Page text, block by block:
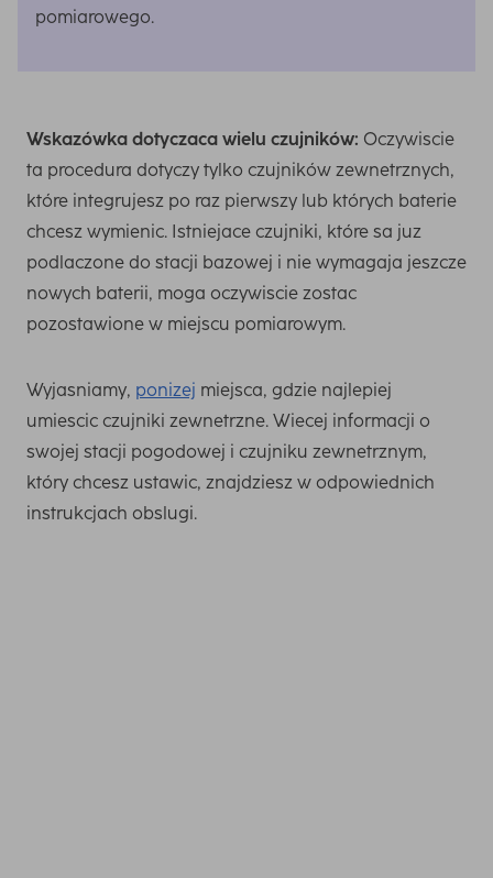
pomiarowego.
Wskazówka dotyczaca wielu czujników: Oczywiscie
ta procedura dotyczy tylko czujników zewnetrznych,
które integrujesz po raz pierwszy lub których baterie
chcesz wymienic. Istniejace czujniki, które sa juz
podlaczone do stacji bazowej i nie wymagaja jeszcze
nowych baterii, moga oczywiscie zostac
pozostawione w miejscu pomiarowym.
Wyjasniamy, ponizej miejsca, gdzie najlepiej
umiescic czujniki zewnetrzne. Wiecej informacji o
swojej stacji pogodowej i czujniku zewnetrznym,
który chcesz ustawic, znajdziesz w odpowiednich
instrukcjach obslugi.